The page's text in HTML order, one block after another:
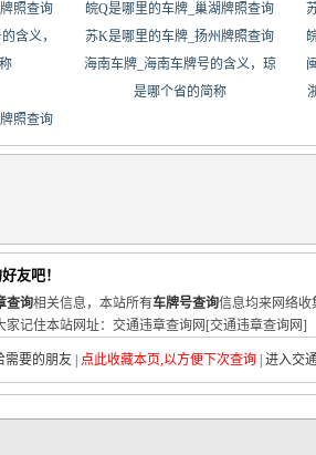
照查询 皖Q是哪里的车牌_巢湖牌照查询
含义，
苏K是哪里的车牌_扬州牌照查询
海南车牌_海南车牌号的含义，琼
是哪个省的简称
照查询
友吧！
查询相关信息，本站所有车牌号查询信息均来网络收
家记住本站网址：交通违章查询网[交通违章查询网]
需要的朋友 点此收藏本页,以方便下次查询 进入交